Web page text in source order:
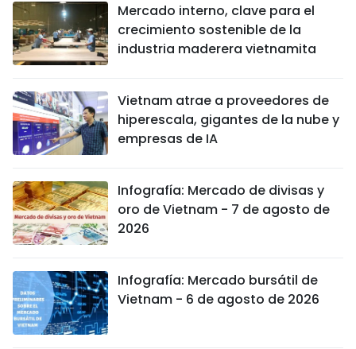
Mercado interno, clave para el
crecimiento sostenible de la
industria maderera vietnamita
Vietnam atrae a proveedores de
hiperescala, gigantes de la nube y
empresas de IA
Infografía: Mercado de divisas y
oro de Vietnam - 7 de agosto de
2026
Infografía: Mercado bursátil de
Vietnam - 6 de agosto de 2026